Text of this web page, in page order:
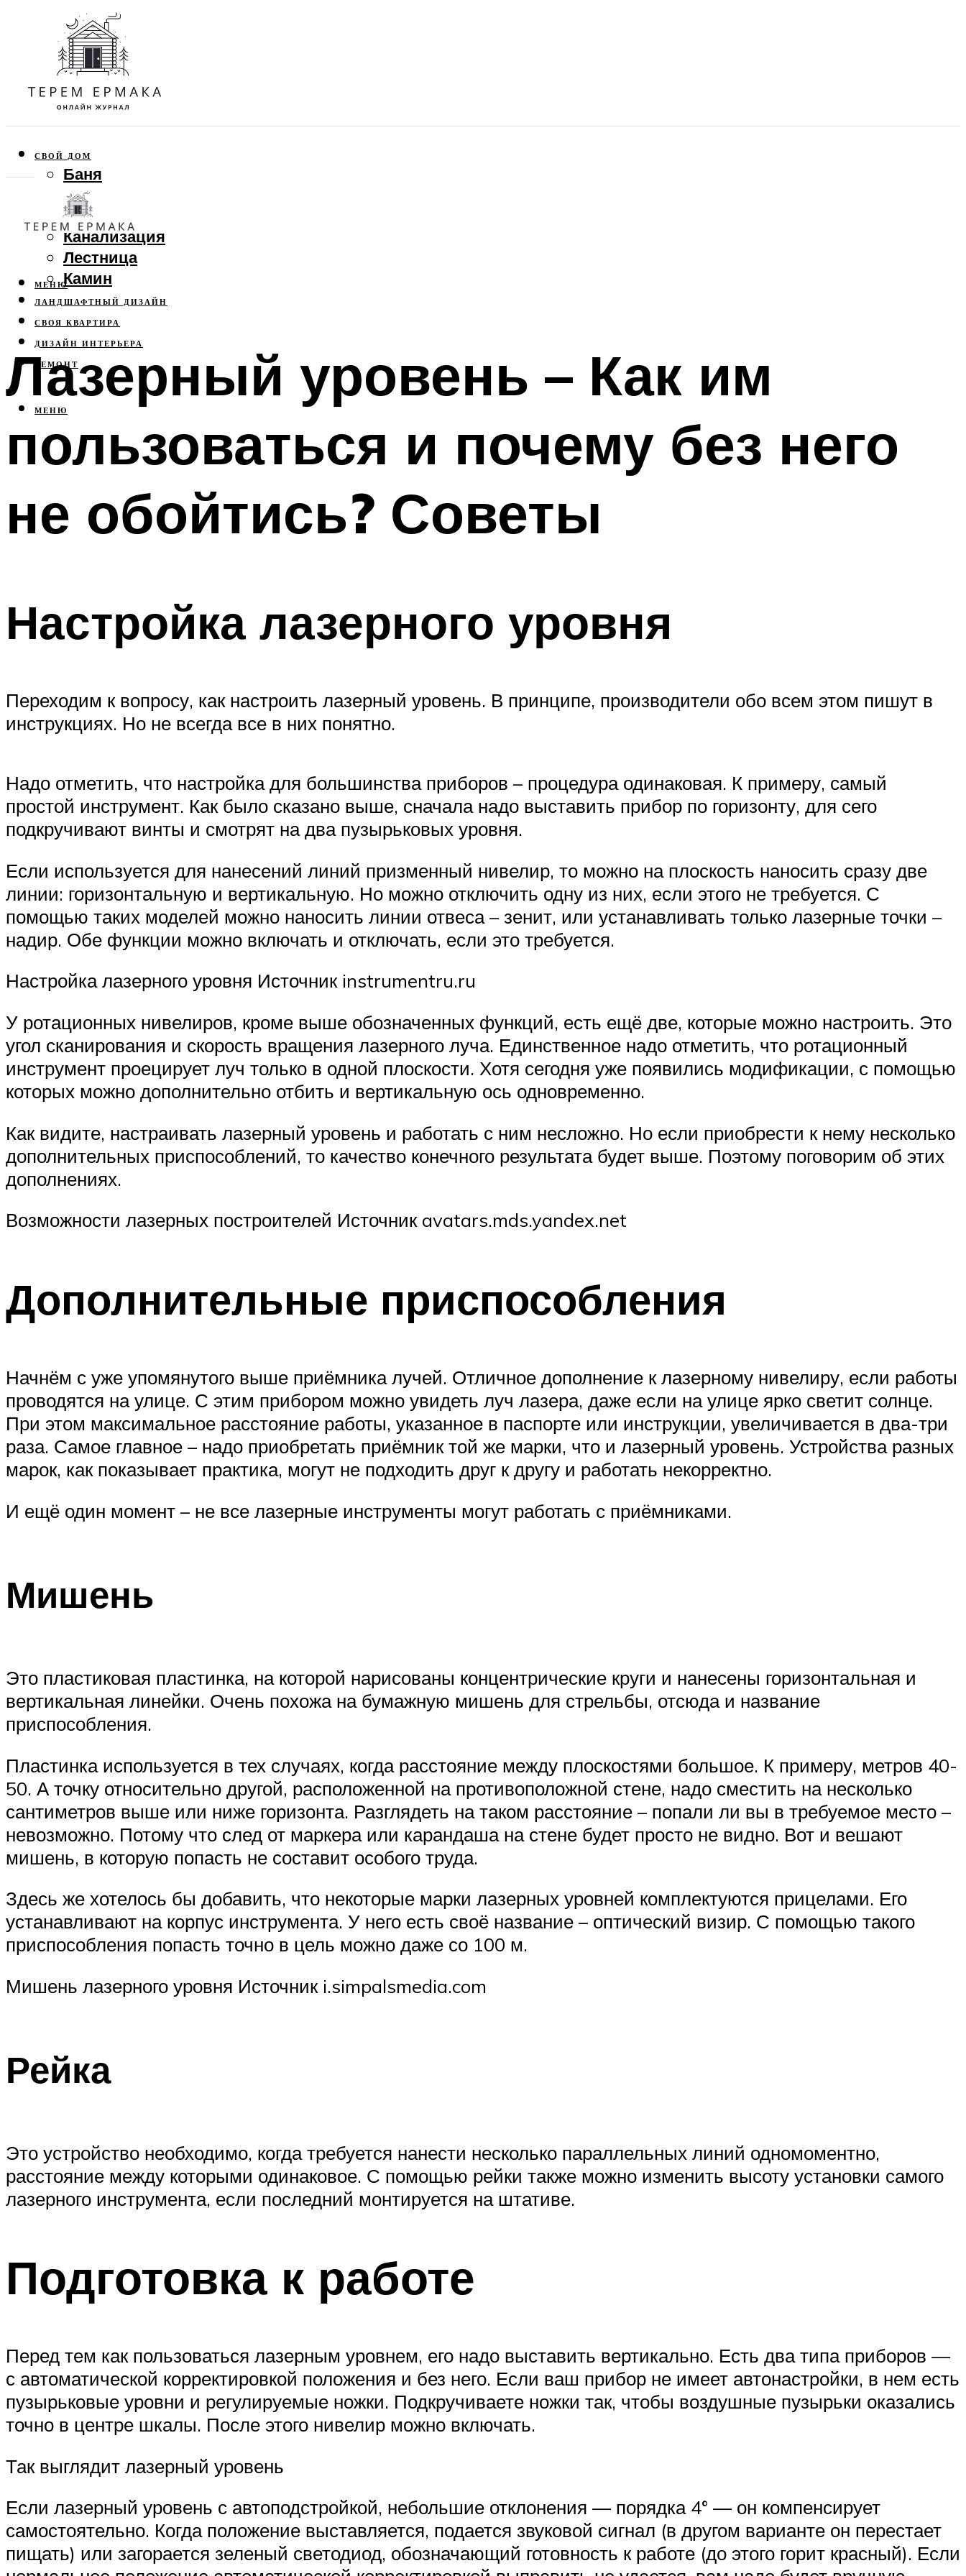
СВОЙ ДОМ
Баня
Веранда
Забор
Канализация
Лестница
Камин
ЛАНДШАФТНЫЙ ДИЗАЙН
СВОЯ КВАРТИРА
ДИЗАЙН ИНТЕРЬЕРА
РЕМОНТ
МЕНЮ
МЕНЮ
Лазерный уровень – Как им
пользоваться и почему без него
не обойтись? Советы
Настройка лазерного уровня
Переходим к вопросу, как настроить лазерный уровень. В принципе, производители обо всем этом пишут в
инструкциях. Но не всегда все в них понятно.
Надо отметить, что настройка для большинства приборов – процедура одинаковая. К примеру, самый
простой инструмент. Как было сказано выше, сначала надо выставить прибор по горизонту, для сего
подкручивают винты и смотрят на два пузырьковых уровня.
Если используется для нанесений линий призменный нивелир, то можно на плоскость наносить сразу две
линии: горизонтальную и вертикальную. Но можно отключить одну из них, если этого не требуется. С
помощью таких моделей можно наносить линии отвеса – зенит, или устанавливать только лазерные точки –
надир. Обе функции можно включать и отключать, если это требуется.
Настройка лазерного уровня Источник instrumentru.ru
У ротационных нивелиров, кроме выше обозначенных функций, есть ещё две, которые можно настроить. Это
угол сканирования и скорость вращения лазерного луча. Единственное надо отметить, что ротационный
инструмент проецирует луч только в одной плоскости. Хотя сегодня уже появились модификации, с помощью
которых можно дополнительно отбить и вертикальную ось одновременно.
Как видите, настраивать лазерный уровень и работать с ним несложно. Но если приобрести к нему несколько
дополнительных приспособлений, то качество конечного результата будет выше. Поэтому поговорим об этих
дополнениях.
Возможности лазерных построителей Источник avatars.mds.yandex.net
Дополнительные приспособления
Начнём с уже упомянутого выше приёмника лучей. Отличное дополнение к лазерному нивелиру, если работы
проводятся на улице. С этим прибором можно увидеть луч лазера, даже если на улице ярко светит солнце.
При этом максимальное расстояние работы, указанное в паспорте или инструкции, увеличивается в два-три
раза. Самое главное – надо приобретать приёмник той же марки, что и лазерный уровень. Устройства разных
марок, как показывает практика, могут не подходить друг к другу и работать некорректно.
И ещё один момент – не все лазерные инструменты могут работать с приёмниками.
Мишень
Это пластиковая пластинка, на которой нарисованы концентрические круги и нанесены горизонтальная и
вертикальная линейки. Очень похожа на бумажную мишень для стрельбы, отсюда и название
приспособления.
Пластинка используется в тех случаях, когда расстояние между плоскостями большое. К примеру, метров 40-
50. А точку относительно другой, расположенной на противоположной стене, надо сместить на несколько
сантиметров выше или ниже горизонта. Разглядеть на таком расстояние – попали ли вы в требуемое место –
невозможно. Потому что след от маркера или карандаша на стене будет просто не видно. Вот и вешают
мишень, в которую попасть не составит особого труда.
Здесь же хотелось бы добавить, что некоторые марки лазерных уровней комплектуются прицелами. Его
устанавливают на корпус инструмента. У него есть своё название – оптический визир. С помощью такого
приспособления попасть точно в цель можно даже со 100 м.
Мишень лазерного уровня Источник i.simpalsmedia.com
Рейка
Это устройство необходимо, когда требуется нанести несколько параллельных линий одномоментно,
расстояние между которыми одинаковое. С помощью рейки также можно изменить высоту установки самого
лазерного инструмента, если последний монтируется на штативе.
Подготовка к работе
Перед тем как пользоваться лазерным уровнем, его надо выставить вертикально. Есть два типа приборов —
с автоматической корректировкой положения и без него. Если ваш прибор не имеет автонастройки, в нем есть
пузырьковые уровни и регулируемые ножки. Подкручиваете ножки так, чтобы воздушные пузырьки оказались
точно в центре шкалы. После этого нивелир можно включать.
Так выглядит лазерный уровень
Если лазерный уровень с автоподстройкой, небольшие отклонения — порядка 4° — он компенсирует
самостоятельно. Когда положение выставляется, подается звуковой сигнал (в другом варианте он перестает
пищать) или загорается зеленый светодиод, обозначающий готовность к работе (до этого горит красный). Если